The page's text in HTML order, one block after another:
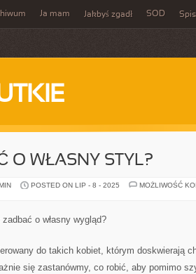
Ja mam Jakbyś zgadł SOD
O WŁASNY STYL?
POSTED ON LIP - 8 - 2025
MOŻLIWOŚĆ
o własny wygląd?
do takich kobiet, którym doskwierają
się zastanówmy, co robić, aby pomimo